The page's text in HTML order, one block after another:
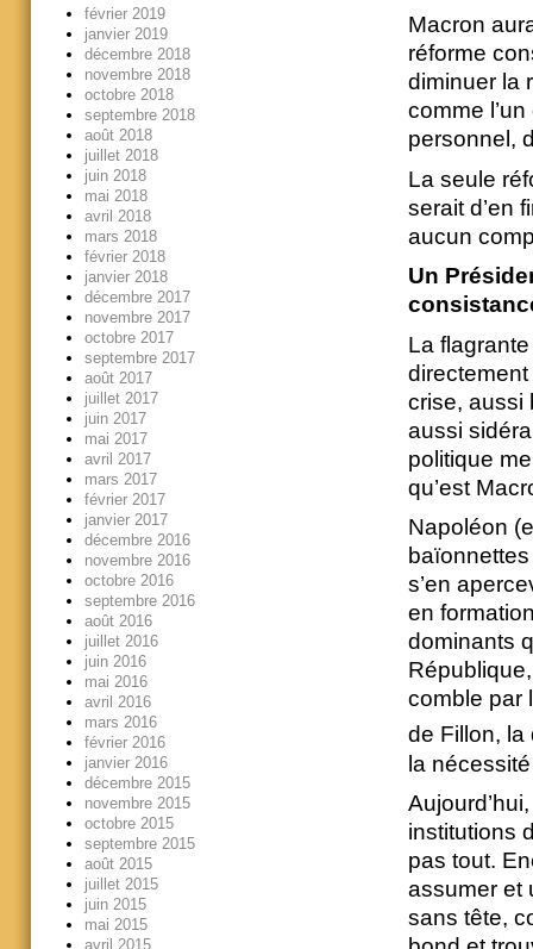
Macron
réforme
diminuer la
comme
personnel,
La seule
serait d’en
aucun
Un
La
crise, aussi
aussi
politique
qu’est
Napoléon
s’en
en
dominants
comble par
de Fillon, la
la
institutions
pas tout.
assumer et
sans tête,
février 2019
janvier 2019
décembre 2018
novembre 2018
octobre 2018
septembre 2018
août 2018
juillet 2018
juin 2018
mai 2018
avril 2018
mars 2018
février 2018
janvier 2018
décembre 2017
novembre 2017
octobre 2017
septembre 2017
août 2017
juillet 2017
juin 2017
mai 2017
avril 2017
mars 2017
février 2017
janvier 2017
décembre 2016
novembre 2016
octobre 2016
septembre 2016
août 2016
juillet 2016
juin 2016
mai 2016
avril 2016
mars 2016
février 2016
janvier 2016
décembre 2015
novembre 2015
octobre 2015
septembre 2015
août 2015
juillet 2015
juin 2015
mai 2015
avril 2015